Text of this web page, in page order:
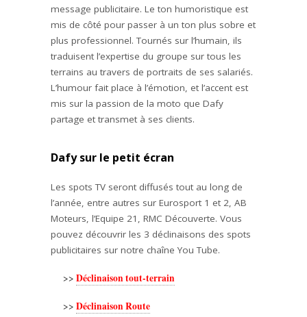
message publicitaire. Le ton humoristique est
mis de côté pour passer à un ton plus sobre et
plus professionnel. Tournés sur l’humain, ils
traduisent l’expertise du groupe sur tous les
terrains au travers de portraits de ses salariés.
L’humour fait place à l’émotion, et l’accent est
mis sur la passion de la moto que Dafy
partage et transmet à ses clients.
Dafy sur le petit écran
Les spots TV seront diffusés tout au long de
l’année, entre autres sur Eurosport 1 et 2, AB
Moteurs, l’Equipe 21, RMC Découverte. Vous
pouvez découvrir les 3 déclinaisons des spots
publicitaires sur notre chaîne You Tube.
>> Déclinaison tout-terrain
>> Déclinaison Route